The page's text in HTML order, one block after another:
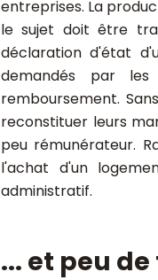
entreprises. La
le sujet doit être
déclaration d'état
demandés par
remboursement.
reconstituer leurs
peu rémunérateur.
l'achat d'un
administratif.
... et peu